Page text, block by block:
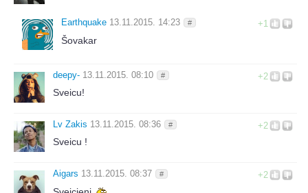
+1
Earthquake 13.11.2015. 14:23 #
Šovakar
+2
deepy- 13.11.2015. 08:10 #
Sveicu!
+2
Lv Zakis 13.11.2015. 08:36 #
Sveicu !
+2
Aigars 13.11.2015. 08:37 #